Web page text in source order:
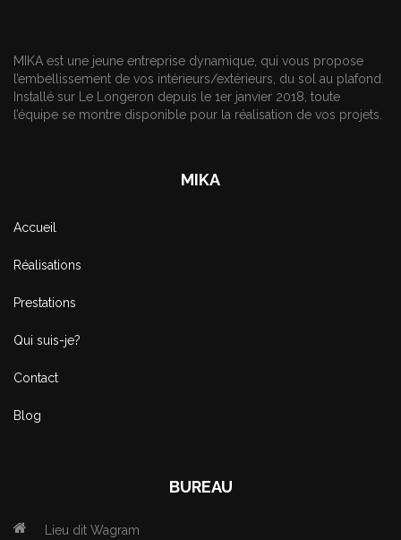
MIKA est une jeune entreprise dynamique, qui vous propose
l’embellissement de vos intérieurs/extérieurs, du sol au plafond.
Installé sur Le Longeron depuis le 1er janvier 2018, toute
l’équipe se montre disponible pour la réalisation de vos projets.
MIKA
Accueil
Réalisations
Prestations
Qui suis-je?
Contact
Blog
BUREAU
Lieu dit Wagram